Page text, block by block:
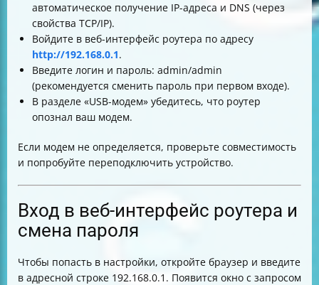
автоматическое получение IP-адреса и DNS (через
свойства TCP/IP).
Войдите в веб-интерфейс роутера по адресу
http://192.168.0.1.
Введите логин и пароль: admin/admin
(рекомендуется сменить пароль при первом входе).
В разделе «USB-модем» убедитесь, что роутер
опознал ваш модем.
Если модем не определяется, проверьте совместимость
и попробуйте переподключить устройство.
Вход в веб-интерфейс роутера и
смена пароля
Чтобы попасть в настройки, откройте браузер и введите
в адресной строке 192.168.0.1. Появится окно с запросом